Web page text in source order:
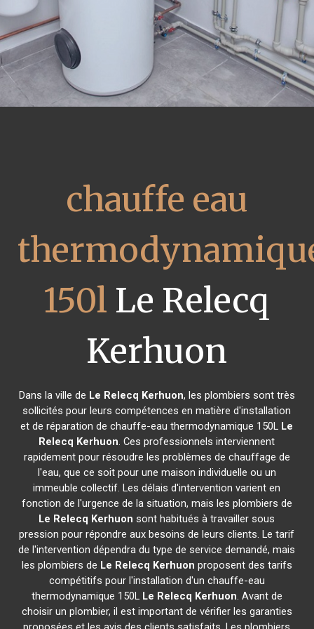
chauffe eau
150l Le Relecq
Kerhuon
Dans la ville de Le Relecq Kerhuon, les plombiers sont très
sollicités pour leurs compétences en matière d'installation
et de réparation de chauffe-eau thermodynamique 150L Le
Relecq Kerhuon. Ces professionnels interviennent
rapidement pour résoudre les problèmes de chauffage de
l'eau, que ce soit pour une maison individuelle ou un
immeuble collectif. Les délais d'intervention varient en
fonction de l'urgence de la situation, mais les plombiers de
Le Relecq Kerhuon sont habitués à travailler sous
pression pour répondre aux besoins de leurs clients. Le tarif
de l'intervention dépendra du type de service demandé, mais
les plombiers de Le Relecq Kerhuon proposent des tarifs
compétitifs pour l'installation d'un chauffe-eau
thermodynamique 150L Le Relecq Kerhuon. Avant de
choisir un plombier, il est important de vérifier les garanties